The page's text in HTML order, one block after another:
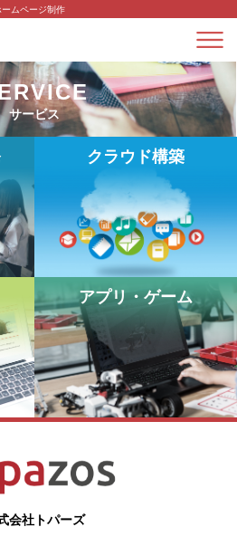
ムページ制作
サービス
クラウド構築
アプリ・ゲーム
会社トパーズ